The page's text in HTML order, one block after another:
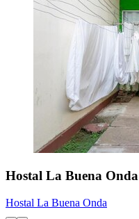
Hostal La Buena Onda
Hostal La Buena Onda